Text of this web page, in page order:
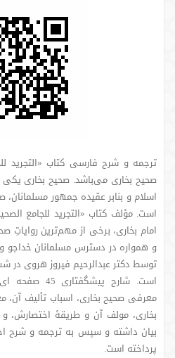
ترجمه و شرح فارسی کتاب «التجرید
صحیح بخاری می‌باشد. صحیح بخاری
اسلام و بنابر عقیده جمهور مسلمانان،
است. مؤلف کتاب «التجرید للجامع
امام بخاری، برخی از مهم‌ترین روایاتِ
و همواره در دسترس مسلمانان
توسط دکتر عبدالرحیم فیروز هروی
است. شارح
معرفی صحیح بخاری، اسباب تألیف آن،
بخاری، مولف آن و طریقۀ اختصارش،
بیان داشته و سپس به ترجمه و شرح
پرداخته است.